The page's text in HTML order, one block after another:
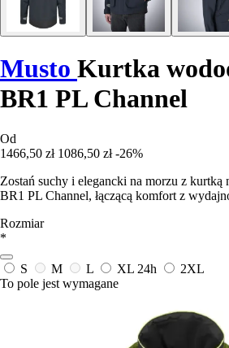
Musto Kurtka
BR1 PL Channel
Od
1466,50 zł 1086,50 zł -26%
Zostań suchy i elegancki na morzu z kurtką
BR1 PL Channel, łączącą komfort z
Rozmiar
*
S M L XL 24h
2XL
To pole jest wymagane